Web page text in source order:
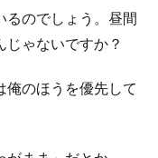
るのでしょう。昼間
ゃないですか？
俺のほうを優先して